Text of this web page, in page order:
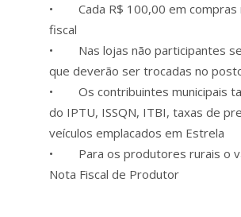
• Cada R$ 100,00 em compras
fiscal
• Nas lojas não participantes
que deverão ser trocadas no
• Os contribuintes municipais
do IPTU, ISSQN, ITBI, taxas de
veículos emplacados em Estrela
• Para os produtores rurais o
Nota Fiscal de Produtor